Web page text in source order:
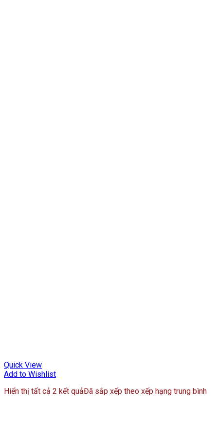
Quick View
Add to Wishlist
Hiển thị tất cả 2 kết quảĐã sắp xếp theo xếp hạng trung bình